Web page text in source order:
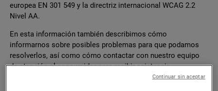
europea EN 301 549 y la directriz internacional WCAG 2.2
Nivel AA.
En esta información también describimos cómo
informarnos sobre posibles problemas para que podamos
resolverlos, así como cómo contactar con nuestro equipo
de atención al consumidor para recibir asistencia
relacionada con la función de accesibilidad, por ejemplo,
Continuar sin aceptar